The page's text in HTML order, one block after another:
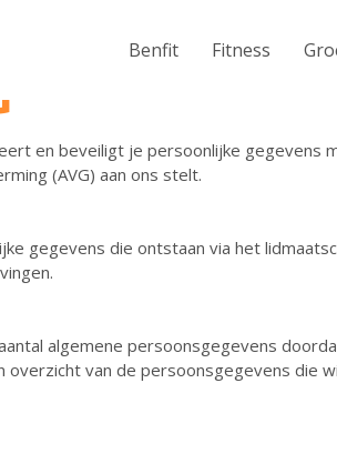
Benfit Fitness
en beveiligt je persoonlijke
(AVG) aan ons stelt.
gegevens die ontstaan via het
algemene persoonsgegevens
van de persoonsgegevens die